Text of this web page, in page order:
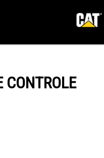
CONTROLE